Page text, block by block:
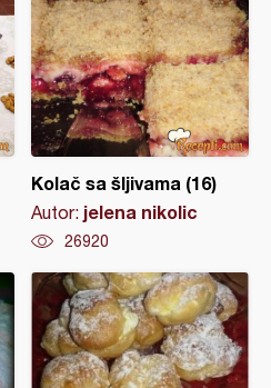
Kolač sa šljivama (16)
Autor: jelena nikolic
26920